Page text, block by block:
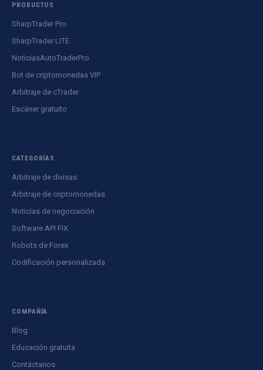
PRODUCTOS
SharpTrader Pro
SharpTrader LITE
NoticiasAutoTraderPro
Bot de criptomonedas VIP
Arbitraje de cTrader
Escáner gratuito
CATEGORÍAS
Arbitraje de divisas
Arbitraje de criptomonedas
Noticias de negociación
Software API FIX
Robots de Forex
Codificación personalizada
COMPAÑÍA
Blog
Educación gratuita
Contáctanos